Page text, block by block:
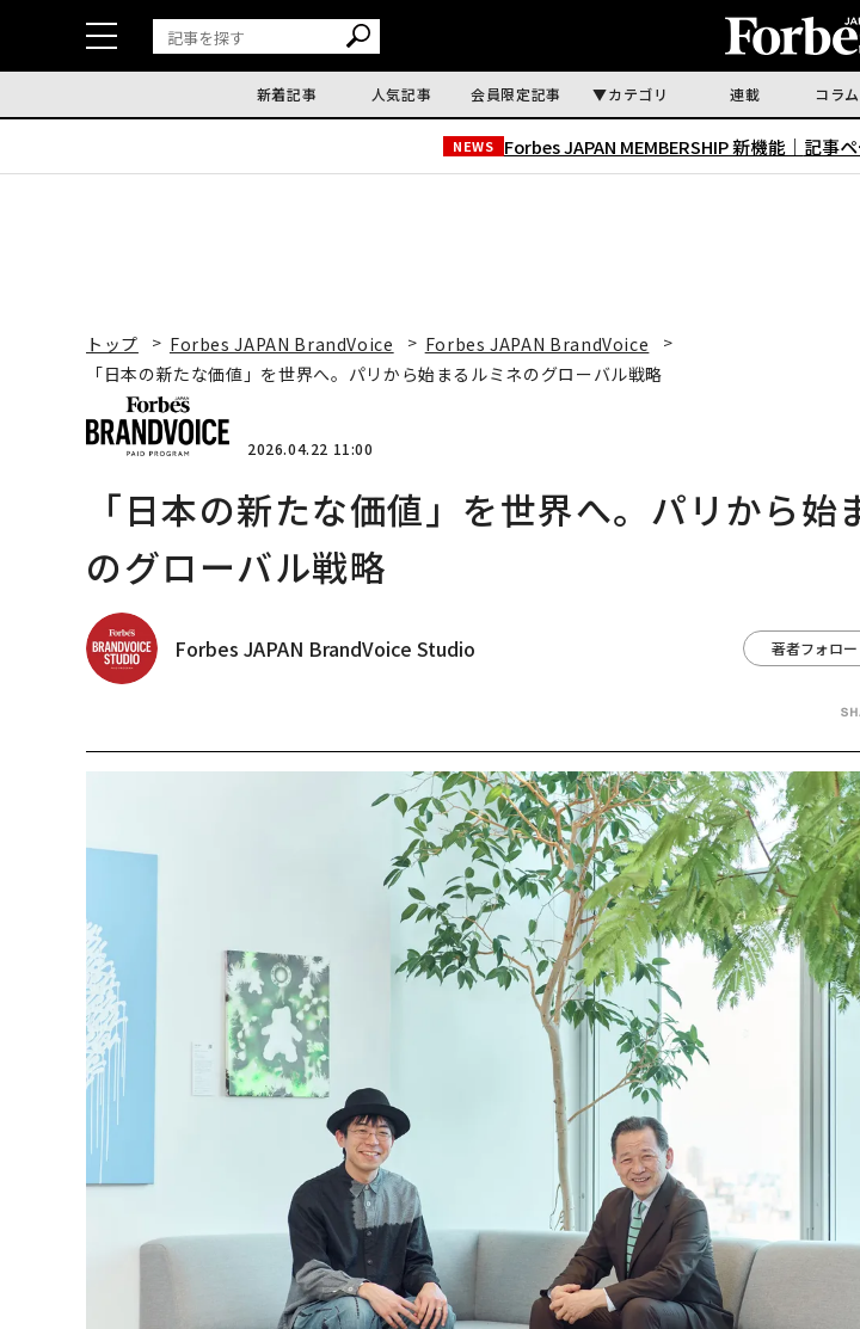
新着記事 人気記事 会員限定記事 カテゴリ 連載 コラ
NEWS Forbes JAPAN MEMBERSHIP 新機能｜ 記事
トップ Forbes JAPAN BrandVoice
Forbes JAPAN BrandVoice
「日本の新たな価値」を世界へ。パリから始まるルミネのグローバル戦略
2026.04.22 11:00
「日本の新たな価値」を世界へ。パリから始
のグローバル戦略
Forbes JAPAN BrandVoice Studio 著者フォロー